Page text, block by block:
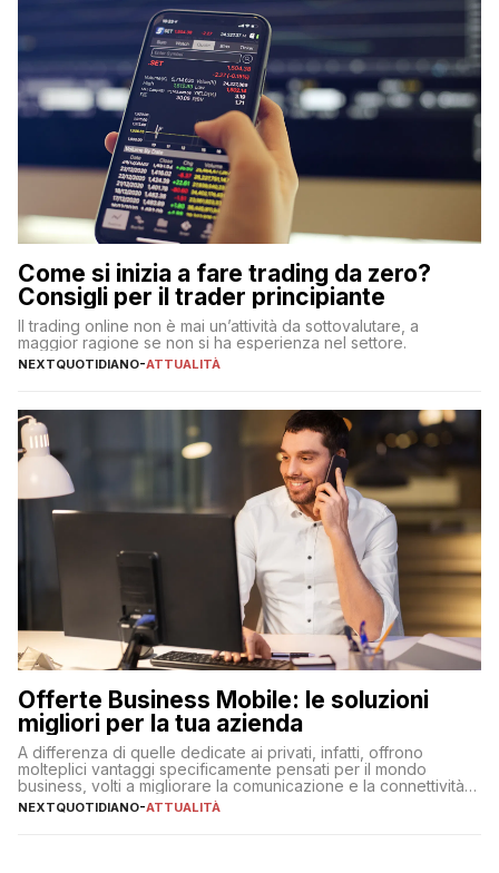
Come si inizia a fare trading da zero?
Consigli per il trader principiante
Il trading online non è mai un’attività da sottovalutare, a
maggior ragione se non si ha esperienza nel settore.
NEXTQUOTIDIANO-ATTUALITÀ
Offerte Business Mobile: le soluzioni
migliori per la tua azienda
A differenza di quelle dedicate ai privati, infatti, offrono
molteplici vantaggi specificamente pensati per il mondo
business, volti a migliorare la comunicazione e la connettività
degli utenti
NEXTQUOTIDIANO-ATTUALITÀ